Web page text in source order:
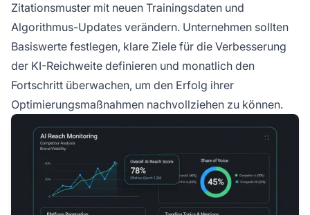
Zitationsmuster mit neuen Trainingsdaten und
Algorithmus-Updates verändern. Unternehmen sollten
Basiswerte festlegen, klare Ziele für die Verbesserung
der KI-Reichweite definieren und monatlich den
Fortschritt überwachen, um den Erfolg ihrer
Optimierungsmaßnahmen nachvollziehen zu können.